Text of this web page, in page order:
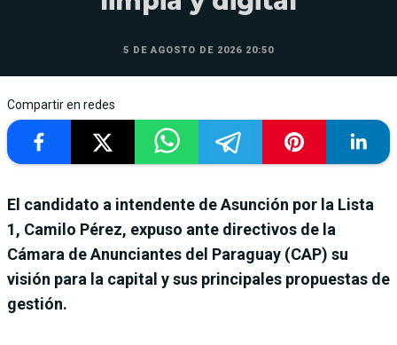
5 DE AGOSTO DE 2026 20:50
Compartir en redes
El candidato a intendente de Asunción por la Lista
1, Camilo Pérez, expuso ante directivos de la
Cámara de Anunciantes del Paraguay (CAP) su
visión para la capital y sus principales propuestas de
gestión.